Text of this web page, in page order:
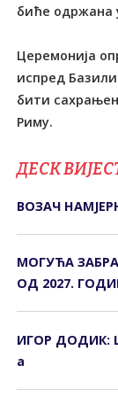
биће одржана
Церемонија
испред
бити
Риму.
ДЕСК
ВОЗАЧ
МОГУЋА
ОД 2027.
ИГОР ДОДИК:
а